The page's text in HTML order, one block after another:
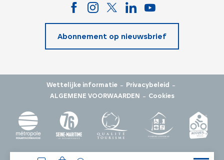
Abonnement op nieuwsbrief
Wettelijke informatie - Privacybeleid -
ALGEMENE VOORWAARDEN - Cookies